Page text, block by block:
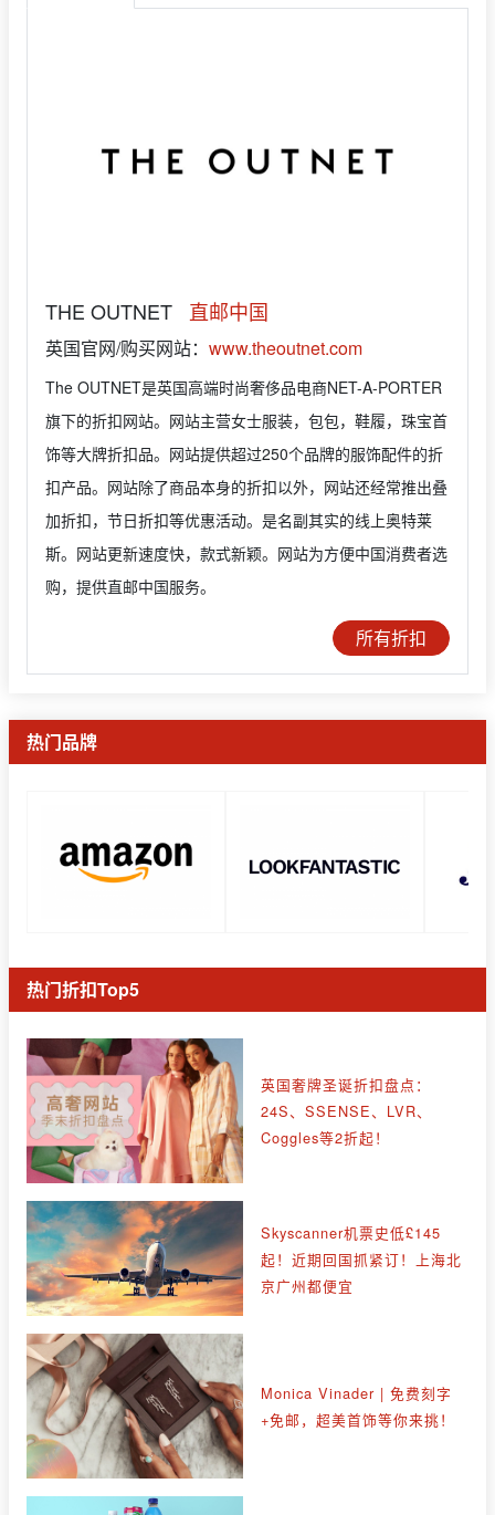
THE OUTNET 直邮中国
英国官网/购买网站： www.theoutnet.com
The OUTNET是英国高端时尚奢侈品电商NET-A-PORTER
旗下的折扣网站。网站主营女士服装，包包，鞋履，珠宝首
饰等大牌折扣品。网站提供超过250个品牌的服饰配件的折
扣产品。网站除了商品本身的折扣以外，网站还经常推出叠
加折扣，节日折扣等优惠活动。是名副其实的线上奥特莱
斯。网站更新速度快，款式新颖。网站为方便中国消费者选
购，提供直邮中国服务。
所有折扣
热门品牌
热门折扣Top5
英国奢牌圣诞折扣盘点：
24S、SSENSE、LVR、
Coggles等2折起！
Skyscanner机票史低£145
起！近期回国抓紧订！上海北
京广州都便宜
Monica Vinader | 免费刻字
+免邮，超美首饰等你来挑！